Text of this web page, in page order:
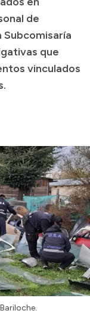
de
Subcomisaría
que
vinculados